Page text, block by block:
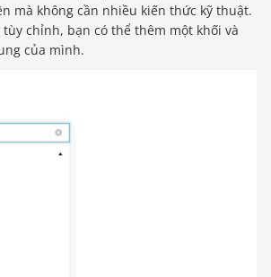
mà không cần nhiều kiến ​​thức kỹ thuật.
chỉnh, bạn có thể thêm một khối và
của mình.